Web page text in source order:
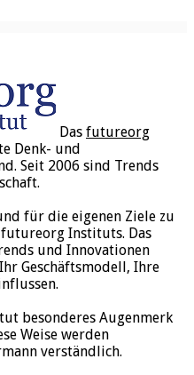
Das futureorg
Denk- und
Seit 2006 sind Trends
für die eigenen Ziele zu
Instituts. Das
und Innovationen
Geschäftsmodell, Ihre
besonderes Augenmerk
Weise werden
verständlich.